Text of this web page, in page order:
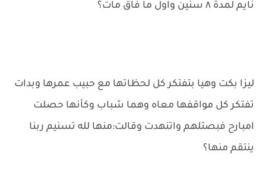
نايم لمدة ٨ سنين واول ما فاق مات؟
ليزا بكت وهيا بتفتكر كل لحظاتها مع حبيب عمرها وبدات
تفتكر كل مواقفها معاه وهما شباب وكأنها حصلت
امبارح فبصتلهم واتنهدت وقالت:منها لله تسنيم ربنا
ينتقم منها؟